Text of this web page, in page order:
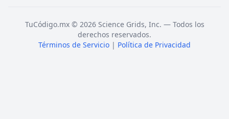
TuCódigo.mx © 2026 Science Grids, Inc. — Todos los
derechos reservados.
Términos de Servicio | Política de Privacidad